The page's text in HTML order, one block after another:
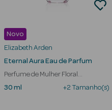
Novo
Elizabeth Arden
Eternal Aura Eau de Parfum
Perfume de Mulher Floral
Ambarada
30 ml +2 Tamanho(s)